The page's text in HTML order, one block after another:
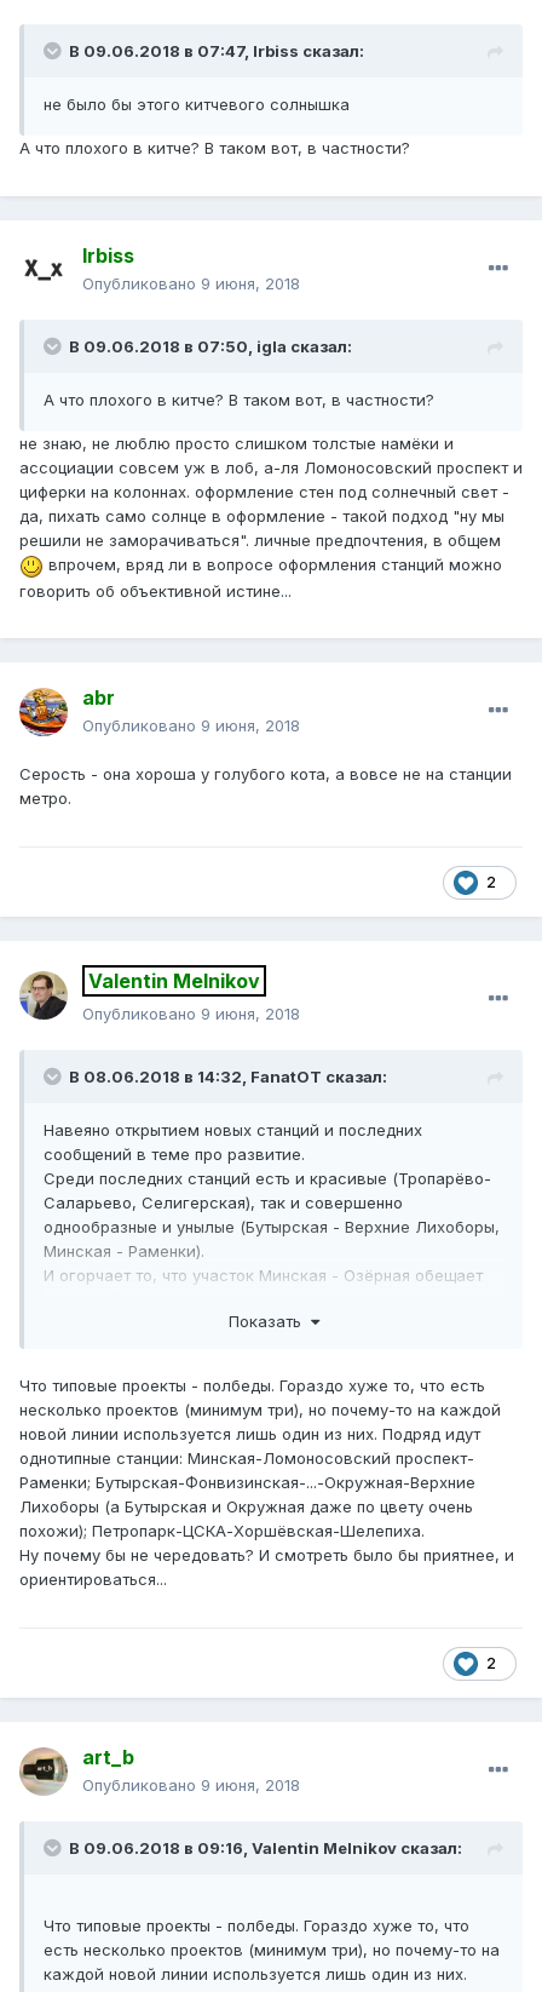
В 09.06.2018 в 07:47, Irbiss сказал:
не было бы этого китчевого солнышка
А что плохого в китче? В таком вот, в частности?
Irbiss
Опубликовано 9 июня, 2018
В 09.06.2018 в 07:50, igla сказал:
А что плохого в китче? В таком вот, в частности?
не знаю, не люблю просто слишком толстые намёки и
ассоциации совсем уж в лоб, а-ля Ломоносовский проспект и
циферки на колоннах. оформление стен под солнечный свет -
да, пихать само солнце в оформление - такой подход "ну мы
решили не заморачиваться". личные предпочтения, в общем
впрочем, вряд ли в вопросе оформления станций можно
говорить об объективной истине...
abr
Опубликовано 9 июня, 2018
Серость - она хороша у голубого кота, а вовсе не на станции
метро.
2
Valentin Melnikov
Опубликовано 9 июня, 2018
В 08.06.2018 в 14:32, FanatOT сказал:
Навеяно открытием новых станций и последних
сообщений в теме про развитие.
Среди последних станций есть и красивые (Тропарёво-
Саларьево, Селигерская), так и совершенно
однообразные и унылые (Бутырская - Верхние Лихоборы,
Минская - Раменки).
И огорчает то, что участок Минская - Озёрная обещает
,Озёрная (или Очаково, там целая
цвете). За МКАДом дела обстоят лучше, за исключением
Солнцева - внятного рендера с её изображением так и
не нашёл.
Кто что думает на сей счёт?
Показать
Что типовые проекты - полбеды. Гораздо хуже то, что есть
несколько проектов (минимум три), но почему-то на каждой
новой линии используется лишь один из них. Подряд идут
однотипные станции: Минская-Ломоносовский проспект-
Раменки; Бутырская-Фонвизинская-...-Окружная-Верхние
Лихоборы (а Бутырская и Окружная даже по цвету очень
похожи); Петропарк-ЦСКА-Хоршёвская-Шелепиха.
Ну почему бы не чередовать? И смотреть было бы приятнее, и
ориентироваться...
2
art_b
Опубликовано 9 июня, 2018
В 09.06.2018 в 09:16, Valentin Melnikov сказал:
Что типовые проекты - полбеды. Гораздо хуже то, что
есть несколько проектов (минимум три), но почему-то на
каждой новой линии используется лишь один из них.